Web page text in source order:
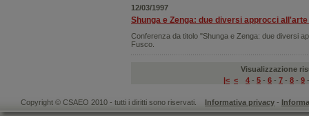
12/03/1997
Shunga e Zenga: due diversi approcci
Conferenza da titolo "Shunga e Zenga: due diversi
Fusco.
Visualizzazione
|< < 4 - 5 - 6 - 7 - 8 - 9
Copyright © CSAEO 2010 - tutti i diritti sono riservati. Informativa privacy -